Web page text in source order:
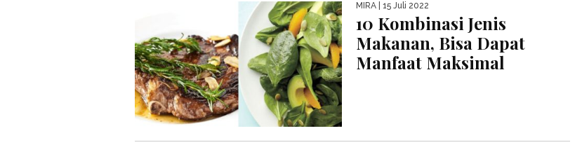
MIRA | 15 Juli 2022
10 Kombinasi Jenis
Makanan, Bisa Dapat
Manfaat Maksimal